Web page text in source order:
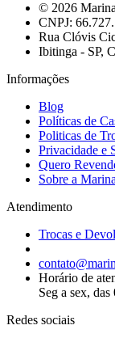
© 2026
CNPJ:
Rua Clóvis
Ibitinga - SP,
Informações
Blog
Políticas de
Politicas de
Privacidade e
Quero
Sobre a
Atendimento
Trocas e
Horário de
Seg a sex, das
Redes sociais